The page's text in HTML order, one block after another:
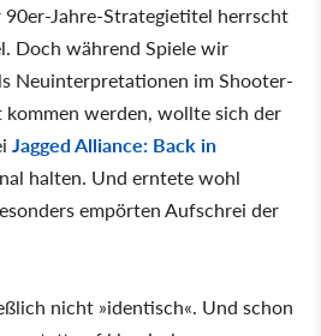
Jahre-Strategietitel herrscht
Doch während Spiele wir
Neuinterpretationen im Shooter-
werden, wollte sich der
Jagged Alliance: Back in
halten. Und erntete wohl
empörten Aufschrei der
nicht »identisch«. Und schon